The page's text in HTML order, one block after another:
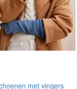
met vingers